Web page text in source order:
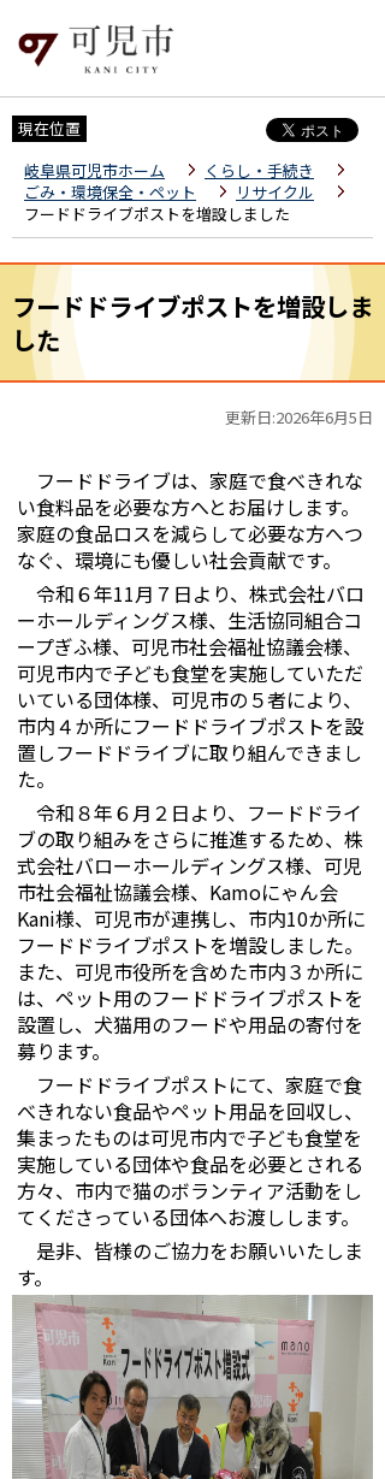
現在位置
岐阜県可児市ホーム
くらし・手続き
ごみ・環境保全・ペット
リサイクル
フードドライブポストを増設しました
フードドライブポストを増設しま
した
更新日:2026年6月5日
フードドライブは、家庭で食べきれな
い食料品を必要な方へとお届けします。
家庭の食品ロスを減らして必要な方へつ
なぐ、環境にも優しい社会貢献です。
令和６年11月７日より、株式会社バロ
ーホールディングス様、生活協同組合コ
ープぎふ様、可児市社会福祉協議会様、
可児市内で子ども食堂を実施していただ
いている団体様、可児市の５者により、
市内４か所にフードドライブポストを設
置しフードドライブに取り組んできまし
た。
令和８年６月２日より、フードドライ
ブの取り組みをさらに推進するため、株
式会社バローホールディングス様、可児
市社会福祉協議会様、Kamoにゃん会
Kani様、可児市が連携し、市内10か所に
フードドライブポストを増設しました。
また、可児市役所を含めた市内３か所に
は、ペット用のフードドライブポストを
設置し、犬猫用のフードや用品の寄付を
募ります。
フードドライブポストにて、家庭で食
べきれない食品やペット用品を回収し、
集まったものは可児市内で子ども食堂を
実施している団体や食品を必要とされる
方々、市内で猫のボランティア活動をし
てくださっている団体へお渡しします。
是非、皆様のご協力をお願いいたしま
す。